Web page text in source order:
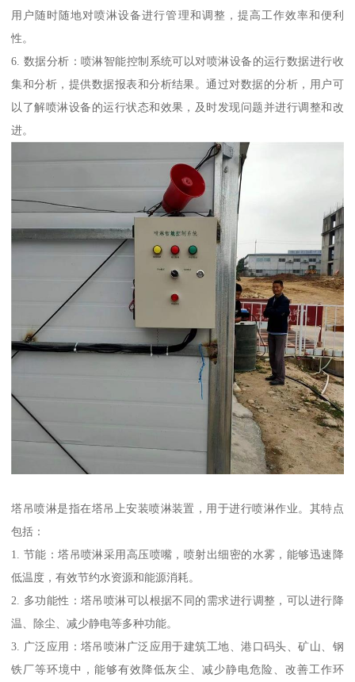
用户随时随地对喷淋设备进行管理和调整，提高工作效率和便利
性。
6. 数据分析：喷淋智能控制系统可以对喷淋设备的运行数据进行收
集和分析，提供数据报表和分析结果。通过对数据的分析，用户可
以了解喷淋设备的运行状态和效果，及时发现问题并进行调整和改
进。
塔吊喷淋是指在塔吊上安装喷淋装置，用于进行喷淋作业。其特点
包括：
1. 节能：塔吊喷淋采用高压喷嘴，喷射出细密的水雾，能够迅速降
低温度，有效节约水资源和能源消耗。
2. 多功能性：塔吊喷淋可以根据不同的需求进行调整，可以进行降
温、除尘、减少静电等多种功能。
3. 广泛应用：塔吊喷淋广泛应用于建筑工地、港口码头、矿山、钢
铁厂等环境中，能够有效降低灰尘、减少静电危险、改善工作环